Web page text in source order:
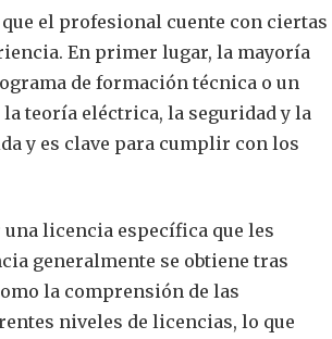
el profesional cuente con ciertas
En primer lugar, la mayoría
de formación técnica o un
teoría eléctrica, la seguridad y la
y es clave para cumplir con los
licencia específica que les
generalmente se obtiene tras
la comprensión de las
niveles de licencias, lo que